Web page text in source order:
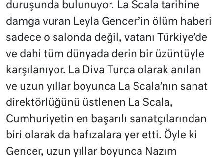
duruşunda bulunuyor. La Scala tarihine
damga vuran Leyla Gencer’in ölüm haberi
sadece o salonda değil, vatanı Türkiye’de
ve dahi tüm dünyada derin bir üzüntüyle
karşılanıyor. La Diva Turca olarak anılan
ve uzun yıllar boyunca La Scala’nın sanat
direktörlüğünü üstlenen La Scala,
Cumhuriyetin en başarılı sanatçılarından
biri olarak da hafızalara yer etti. Öyle ki
Gencer, uzun yıllar boyunca Nazım